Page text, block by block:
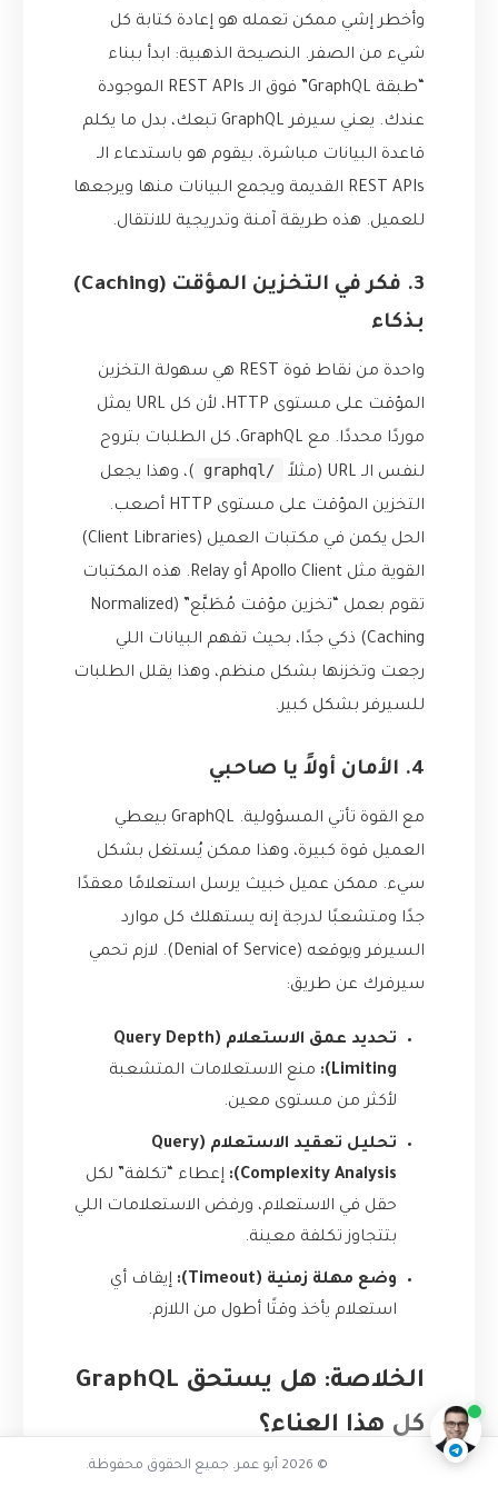
وأخطر إشي ممكن تعمله هو إعادة كتابة كل
شيء من الصفر. النصيحة الذهبية: ابدأ ببناء
“طبقة GraphQL” فوق الـ REST APIs الموجودة
عندك. يعني سيرفر GraphQL تبعك، بدل ما يكلم
قاعدة البيانات مباشرة، بيقوم هو باستدعاء الـ
REST APIs القديمة ويجمع البيانات منها ويرجعها
للعميل. هذه طريقة آمنة وتدريجية للانتقال.
3. فكر في التخزين المؤقت (Caching)
بذكاء
واحدة من نقاط قوة REST هي سهولة التخزين
المؤقت على مستوى HTTP، لأن كل URL يمثل
موردًا محددًا. مع GraphQL، كل الطلبات بتروح
لنفس الـ URL (مثلاً
/graphql
)، وهذا يجعل
التخزين المؤقت على مستوى HTTP أصعب.
الحل يكمن في مكتبات العميل (Client Libraries)
القوية مثل Apollo Client أو Relay. هذه المكتبات
تقوم بعمل “تخزين مؤقت مُطَبَّع” (Normalized
Caching) ذكي جدًا، بحيث تفهم البيانات اللي
رجعت وتخزنها بشكل منظم، وهذا يقلل الطلبات
للسيرفر بشكل كبير.
4. الأمان أولاً يا صاحبي
مع القوة تأتي المسؤولية. GraphQL بيعطي
العميل قوة كبيرة، وهذا ممكن يُستغل بشكل
سيء. ممكن عميل خبيث يرسل استعلامًا معقدًا
جدًا ومتشعبًا لدرجة إنه يستهلك كل موارد
السيرفر ويوقعه (Denial of Service). لازم تحمي
سيرفرك عن طريق:
تحديد عمق الاستعلام (Query Depth
Limiting):
منع الاستعلامات المتشعبة
لأكثر من مستوى معين.
تحليل تعقيد الاستعلام (Query
Complexity Analysis):
إعطاء “تكلفة” لكل
حقل في الاستعلام، ورفض الاستعلامات اللي
بتتجاوز تكلفة معينة.
وضع مهلة زمنية (Timeout):
إيقاف أي
استعلام يأخذ وقتًا أطول من اللازم.
الخلاصة: هل يستحق GraphQL
كل هذا العناء؟
ناقشنا على تليجرام @AbuOmarTech_bot
© 2026 أبو عمر. جميع الحقوق محفوظة.